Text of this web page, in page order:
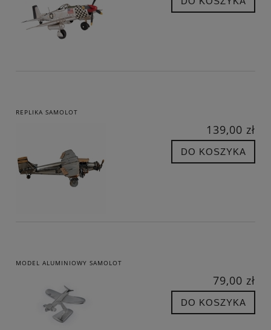
REPLIKA SAMOLOT
139,00 zł
DO KOSZYKA
MODEL ALUMINIOWY SAMOLOT
79,00 zł
DO KOSZYKA